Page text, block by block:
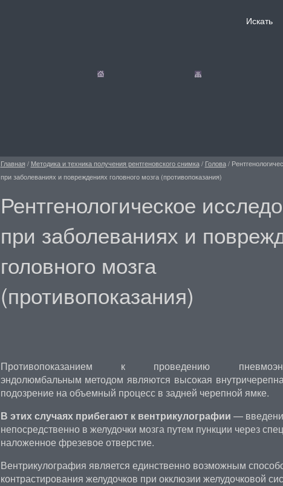
Главная / Методика и техника получения рентгеновского снимка/ Голова/
при заболеваниях и повреждениях головного мозга (противопоказания)
Рентгенологическое
при заболеваниях и
головного мозга
(противопоказания)
Противопоказанием к проведению
эндолюмбальным методом являются высокая
подозрение на объемный процесс в задней черепной ямке.
В этих случаях прибегают к вентрикулографии —
непосредственно в желудочки мозга путем пункции через
наложенное фрезевое отверстие.
Вентрикулография является единственно возможным
контрастирования желудочков при окклюзии желудочковой